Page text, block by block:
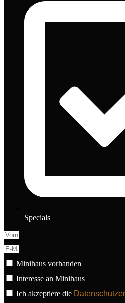
Specials
Minihaus vorhanden
Interesse an Minihaus
Ich akzeptiere die